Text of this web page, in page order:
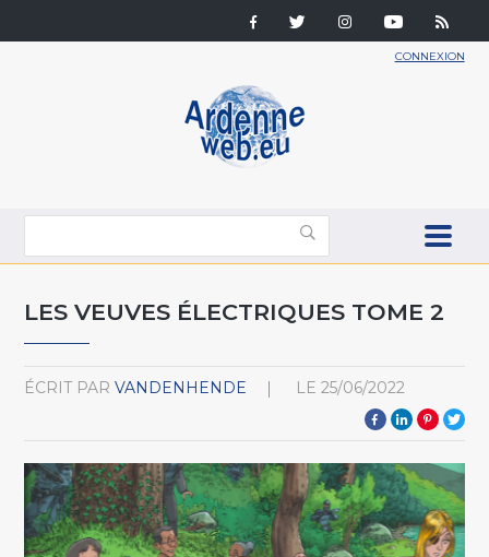
CONNEXION
LES VEUVES ÉLECTRIQUES TOME 2
ÉCRIT PAR VANDENHENDE LE 25/06/2022